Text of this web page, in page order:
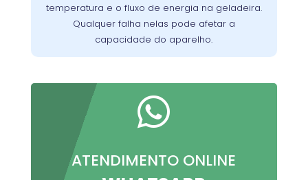
temperatura e o fluxo de energia na geladeira.
Qualquer falha nelas pode afetar a
capacidade do aparelho.
circuito
, garantindo que sua geladeira
funcione perfeitamente.

ATENDIMENTO ONLINE